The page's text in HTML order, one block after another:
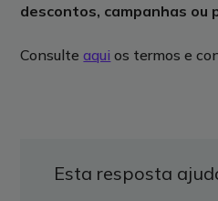
descontos, campanhas ou
Consulteaqui os termos e
Esta resposta